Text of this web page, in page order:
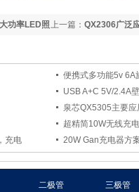
上一篇： QX2306广泛
功率LED照
便携式多功能5v 6A
USB A+C 5V/2.4A
泉芯QX5305主要
超精简10W无线充
充电
20W Gan充电器方
二极管 三极管